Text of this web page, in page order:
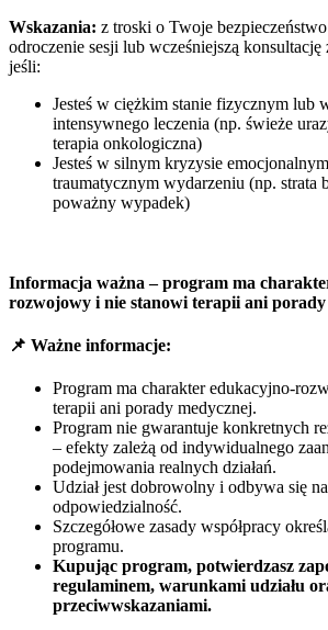
Wskazania: z troski o Twoje
odroczenie sesji lub wcześniejszą konsultację
jeśli:
Jesteś w ciężkim stanie fizycznym lub
intensywnego leczenia (np. świeże
terapia onkologiczna)
Jesteś w silnym kryzysie
traumatycznym wydarzeniu (np. strata
poważny wypadek)
Informacja ważna – program ma
rozwojowy i nie stanowi terapii ani porady
📌 Ważne informacje:
Program ma charakter edukacyjno-
terapii ani porady medycznej.
Program nie gwarantuje konkretnych
– efekty zależą od indywidualnego
podejmowania realnych działań.
Udział jest dobrowolny i odbywa się na
odpowiedzialność.
Szczegółowe zasady współpracy
programu.
Kupując program, potwierdzasz
regulaminem, warunkami udziału
przeciwwskazaniami.